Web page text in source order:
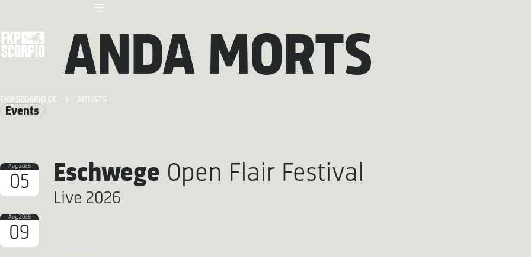
FKP SCORPIO.DE ARTISTS
ANDA MORTS
Events
Aug 2026
05
Aug 2026
09
Eschwege Open Flair Festival
Live 2026